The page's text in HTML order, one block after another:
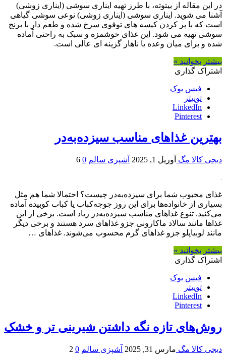
در این مقاله از بیتوته، با طرز تهیه ایناری سوشی (ایناری زوشی)
آشنا می شوید. ایناری سوشی (ایناری زوشی) نوعی سوشی گیاهی
است که با پر کردن کیسه های توفوی سرخ شده و طعم دار با برنج
سوشی تهیه می شود. این غذای خوشمزه و سبک به راحتی آماده
شده و برای میان وعده یا ناهار گزینه ای عالی است.
بیشتر بخوانید »
اشتراک گذاری
فیس بوک
توییتر
LinkedIn
Pinterest
بهترین غذاهای مناسب سیزده‌به‌در
دیجی کالا مگ آوریل 1, 2025 آشپزی سالم 0
6
غذای محبوب شما برای سیزده‌به‌در چیست؟ احتمالا شما هم مثل
بسیاری از خانواده‌ها برای این روز جوجه‌کباب یا کباب کوبیده آماده
می‌کنید. تنوع غذاهای مناسب سیزده‌به‌در زیاد است. برخی از این
غذاها مانند سالاد ماکارونی جزو غذاهای سرد هستند و برخی دیگر
مانند لوبیاپلو جزو غذاهای گرم محسوب می‌شوند. غذاهای …
بیشتر بخوانید »
اشتراک گذاری
فیس بوک
توییتر
LinkedIn
Pinterest
روش‌‌های تازه نگه داشتن شیرینی تر و خشک
دیجی کالا مگ مارس 31, 2025 آشپزی سالم 0
2